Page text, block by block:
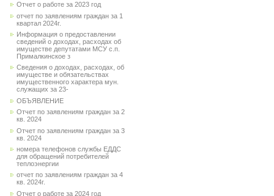
Отчет о работе за 2023 год
отчет по заявлениям граждан за 1
квартал 2024г.
Информация о предоставлении
сведений о доходах, расходах об
имуществе депутатами МСУ с.п.
Прималкинское з
Сведения о доходах, расходах, об
имуществе и обязательствах
имущественного характера мун.
служащих за 23-
ОБЪЯВЛЕНИЕ
Отчет по заявлениям граждан за 2
кв. 2024
Отчет по заявлениям граждан за 3
кв. 2024
номера телефонов службы ЕДДС
для обращений потребителей
теплоэнергии
отчет по заявлениям граждан за 4
кв. 2024г.
Отчет о работе за 2024 год